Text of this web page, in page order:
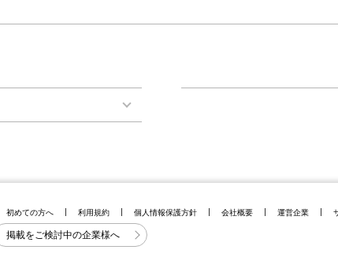
初めての方へ 利用規約 個人情報保護方針 会社概要 運営企業
掲載をご検討中の企業様へ